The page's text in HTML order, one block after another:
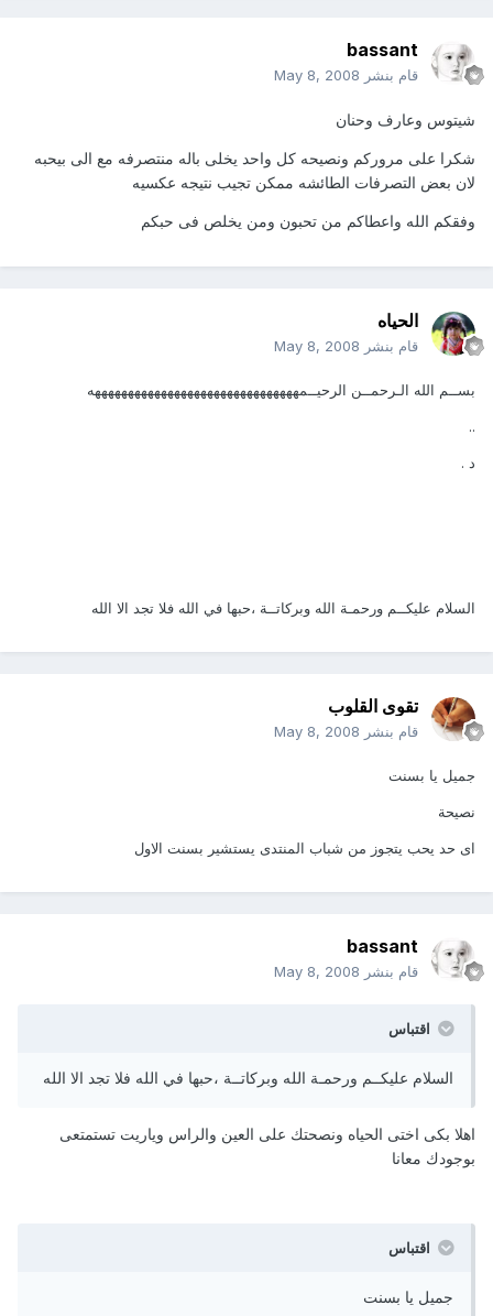
bassant
قام بنشر May 8, 2008
شيتوس وعارف وحنان
شكرا على مروركم ونصيحه كل واحد يخلى باله منتصرفه مع الى بيحبه
لان بعض التصرفات الطائشه ممكن تجيب نتيجه عكسيه
وفقكم الله واعطاكم من تحبون ومن يخلص فى حبكم
الحياه
قام بنشر May 8, 2008
بســم الله الـرحمــن الرحيــمهههههههههههههههههههههههههههههههه
د .
السلام عليكــم ورحمـة الله وبركاتــة ،حبها في الله فلا تجد الا الله
تقوى القلوب
قام بنشر May 8, 2008
جميل يا بسنت
نصيحة
اى حد يحب يتجوز من شباب المنتدى يستشير بسنت الاول
bassant
قام بنشر May 8, 2008
اقتباس
السلام عليكــم ورحمـة الله وبركاتــة ،حبها في الله فلا تجد الا الله
اهلا بكى اختى الحياه ونصحتك على العين والراس وياريت تستمتعى
بوجودك معانا
اقتباس
جميل يا بسنت